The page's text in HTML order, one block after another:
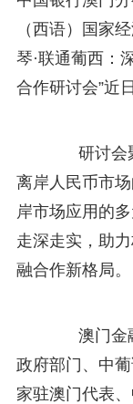
（西语）国家
琴·联通葡西：
合作研讨会”近
研讨会聚
离岸人民币市
岸市场应用的
走深走实，助
融合作新格局。
澳门金融
政府部门、中
家驻澳门代表